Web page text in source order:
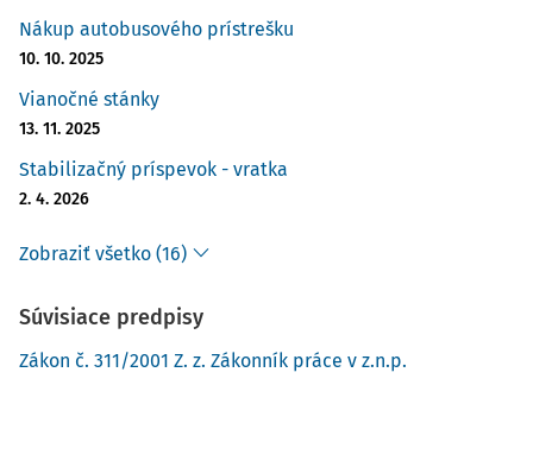
Nákup autobusového prístrešku
10. 10. 2025
Vianočné stánky
13. 11. 2025
Stabilizačný príspevok - vratka
2. 4. 2026
Zobraziť všetko (16)
Súvisiace predpisy
Zákon č. 311/2001 Z. z. Zákonník práce v z.n.p.